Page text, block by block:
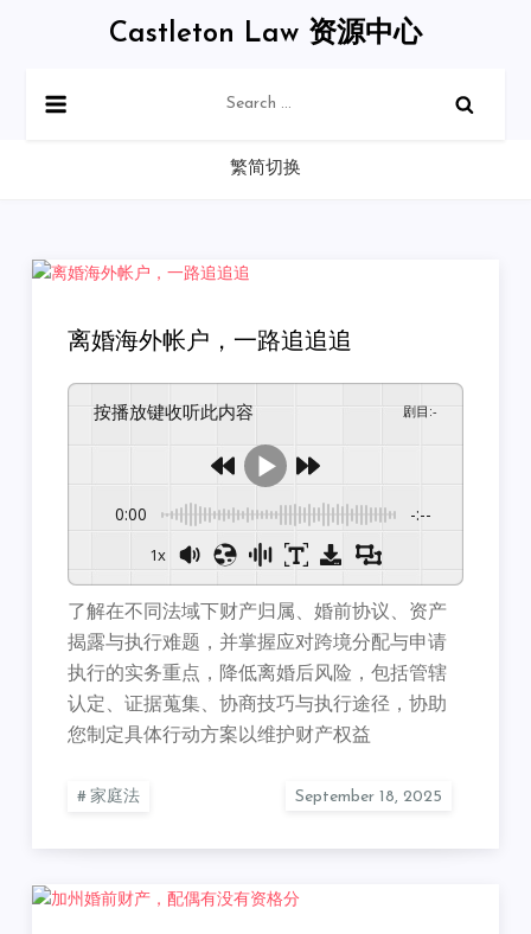
Castleton Law 资源中心
for:
繁简切换
离婚海外帐户，一路追追追
按播放键收听此内容 剧目 :-
0:00 -:--
1x
了解在不同法域下财产归属、婚前协议、资产
揭露与执行难题，并掌握应对跨境分配与申请
执行的实务重点，降低离婚后风险，包括管辖
认定、证据蒐集、协商技巧与执行途径，协助
您制定具体行动方案以维护财产权益
家庭法